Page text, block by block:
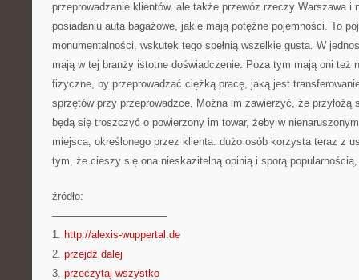
przeprowadzanie klientów, ale także przewóz rzeczy Warszawa i
posiadaniu auta bagażowe, jakie mają potężne pojemności. To
monumentalności, wskutek tego spełnią wszelkie gusta. W
mają w tej branży istotne doświadczenie. Poza tym mają oni też
fizyczne, by przeprowadzać ciężką pracę, jaką jest
sprzętów przy przeprowadzce. Można im zawierzyć, że przyłożą
będą się troszczyć o powierzony im towar, żeby w
miejsca, określonego przez klienta. dużo osób korzysta teraz z
tym, że cieszy się ona nieskazitelną opinią i sporą
źródło:
———————————
1. http://alexis-wuppertal.de
2. przejdź dalej
3. przeczytaj wszystko